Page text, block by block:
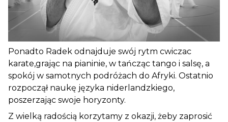
Ponadto Radek odnajduje swój rytm cwiczac
karate,grając na pianinie, w tańcząc tango i salsę, a
spokój w samotnych podróżach do Afryki. Ostatnio
rozpoczął naukę języka niderlandzkiego,
poszerzając swoje horyzonty.
Z wielką radością korzytamy z okazji, żeby zaprosić